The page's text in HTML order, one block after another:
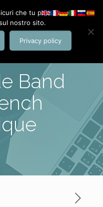
Band
che tu possa avere la
nostro sito.
Privacy policy